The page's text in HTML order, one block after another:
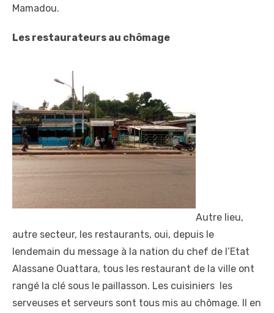
Mamadou.
Les restaurateurs au chômage
Autre lieu,
autre secteur, les restaurants, oui, depuis le
lendemain du message à la nation du chef de l’Etat
Alassane Ouattara, tous les restaurant de la ville ont
rangé la clé sous le paillasson. Les cuisiniers les
serveuses et serveurs sont tous mis au chômage. Il en